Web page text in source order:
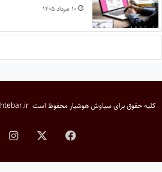
۱۰ مرداد ۱۴۰۵
کلیه حقوق برایسیاوش هوشیار محفوظ است